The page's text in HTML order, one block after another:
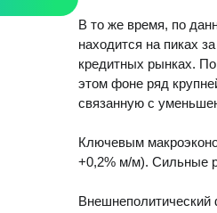
В то же время, по
находится на пиках
кредитных рынках.
этом фоне ряд
связанную с
Ключевым
+0,2% м/м). Сильные